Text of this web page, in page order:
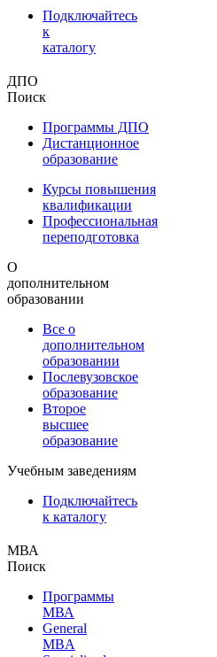
Подключайтесь
к
каталогу
ДПО
Поиск
Программы ДПО
Дистанционное
образование
Курсы повышения
квалификации
Профессиональная
переподготовка
О
дополнительном
образовании
Все о
дополнительном
образовании
Послевузовское
образование
Второе
высшее
образование
Учебным заведениям
Подключайтесь
к каталогу
МВА
Поиск
Программы
МВА
General
MBA